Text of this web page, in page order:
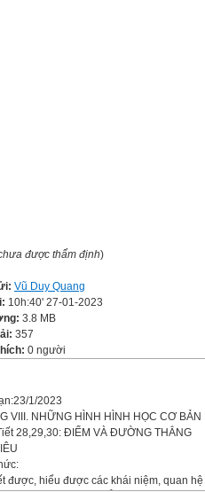
được thẩm định)
Vũ Duy Quang
10h:40' 27-01-2023
3.8 MB
357
0 người
1/2023
VIII. NHỮNG HÌNH HÌNH HỌC CƠ BẢN
28,29,30: ĐIỂM VÀ ĐƯỜNG THẲNG
được, hiểu được các khái niệm, quan